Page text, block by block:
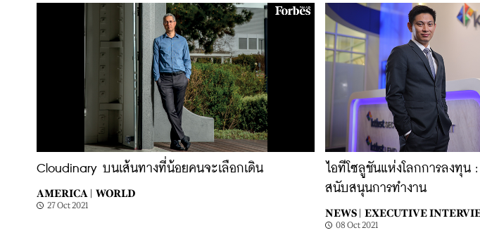
Cloudinary บนเส้นทางที่น้อยคนจะเลือกเดิน
AMERICA | WORLD
27 Oct 2021
ไอทีโซลูชันแห่งโลกการลงทุ
สนับสนุนการทำงาน
NEWS | EXECUTIVE
08 Oct 2021